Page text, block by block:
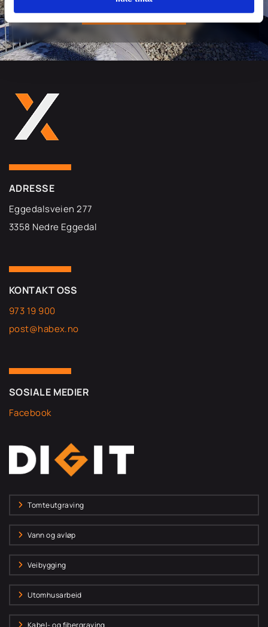
ADRESSE
Eggedalsveien 277
3358 Nedre Eggedal
KONTAKT OSS
973 19 900
post@habex.no
SOSIALE MEDIER
Facebook
Tomteutgraving
Vann og avløp
Veibygging
Utomhusarbeid